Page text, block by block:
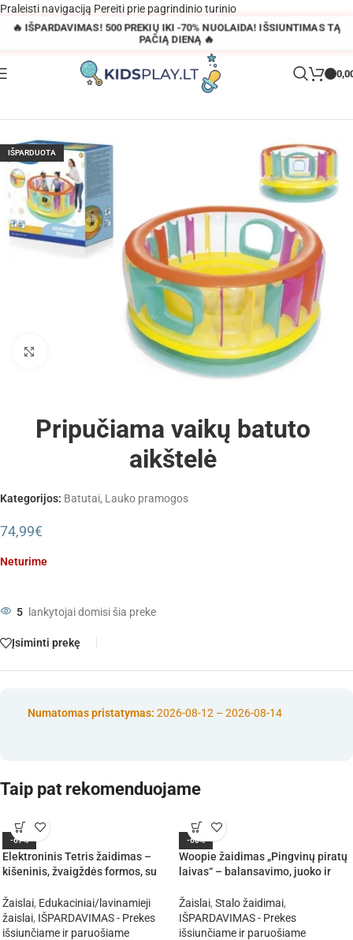
Praleisti navigaciją Pereiti prie pagrindinio turinio
🔥 IŠPARDAVIMAS! 500 PREKIŲ IKI -70% NUOLAIDA! IŠSIUNTIMAS TĄ
PAČIĄ DIENĄ 🔥
Parduotuvė Pripučiama vaikų batuto aikštelė
IŠPARDUOTA
Pripučiama vaikų batuto
aikštelė
Kategorijos: Batutai, Lauko pramogos
74,99€
Neturime
5 lankytojai domisi šia preke
Įsiminti prekę
Numatomas pristatymas: 2026-08-12 – 2026-08-14
Taip pat rekomenduojame
-67%
Elektroninis Tetris žaidimas –
kišeninis, žvaigždės formos, su
Žaislai, Edukaciniai/lavinamieji
žaislai, IŠPARDAVIMAS - Prekes
išsiunčiame ir paruošiame
-60%
Woopie žaidimas „Pingvinų piratų
laivas“ – balansavimo, juoko ir
Žaislai, Stalo žaidimai,
IŠPARDAVIMAS - Prekes
išsiunčiame ir paruošiame